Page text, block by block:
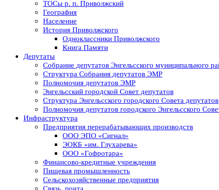
ТОСы р. п. Приволжский
География
Население
История Приволжского
Одноклассники Приволжского
Книга Памяти
Депутаты
Собрание депутатов Энгельсского муниципального
Структура Собрания депутатов ЭМР
Полномочия депутатов ЭМР
Энгельсский городской Совет депутатов
Структура Энгельсского городского Совета депутатов
Полномочия депутатов городского Энгельсского
Инфраструктура
Предприятия перерабатывающих производств
ООО ЭПО «Сигнал»
ЭОКБ «им. Глухарева»
ООО «Гофротара»
Финансово-кредитные учреждения
Пищевая промышленность
Сельскохозяйственные предприятия